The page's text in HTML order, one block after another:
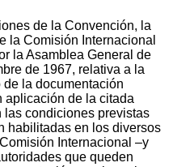
de la Convención, la
la Comisión Internacional
la Asamblea General de
de 1967, relativa a la
la documentación
aplicación de la citada
condiciones previstas
habilitadas en los diversos
Internacional –y
que queden